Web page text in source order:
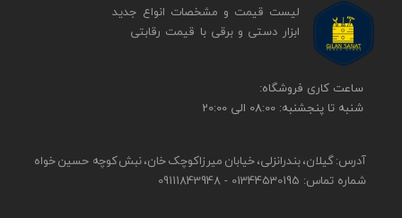
​​ساعت کاری فروشگاه:
شنبه تا پنجشنبه: 08:00 الی 20:00
آدرس: گیلان، بندرانزلی، خیابان میرزاکوچک خان، نبش کوچه حسین خواه
شماره تماس: 01344530195 - 09111843948
لیست قیمت و مشخصات انواع جدید
ابزار دستی و برقی ​​​​​​​با قیمت رقابتی